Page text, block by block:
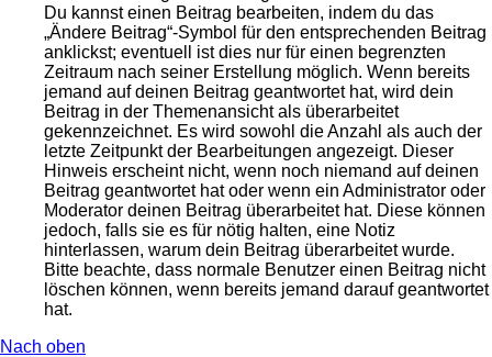
Du kannst einen Beitrag bearbeiten, indem du das
„Ändere Beitrag“-Symbol für den entsprechenden Beitrag
anklickst; eventuell ist dies nur für einen begrenzten
Zeitraum nach seiner Erstellung möglich. Wenn bereits
jemand auf deinen Beitrag geantwortet hat, wird dein
Beitrag in der Themenansicht als überarbeitet
gekennzeichnet. Es wird sowohl die Anzahl als auch der
letzte Zeitpunkt der Bearbeitungen angezeigt. Dieser
Hinweis erscheint nicht, wenn noch niemand auf deinen
Beitrag geantwortet hat oder wenn ein Administrator oder
Moderator deinen Beitrag überarbeitet hat. Diese können
jedoch, falls sie es für nötig halten, eine Notiz
hinterlassen, warum dein Beitrag überarbeitet wurde.
Bitte beachte, dass normale Benutzer einen Beitrag nicht
löschen können, wenn bereits jemand darauf geantwortet
hat.
Nach oben